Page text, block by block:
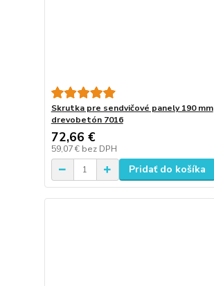
Skrutka pre sendvičové panely 190 mm
drevobetón 7016
72,66 €
59,07 € bez DPH
Pridať do košíka